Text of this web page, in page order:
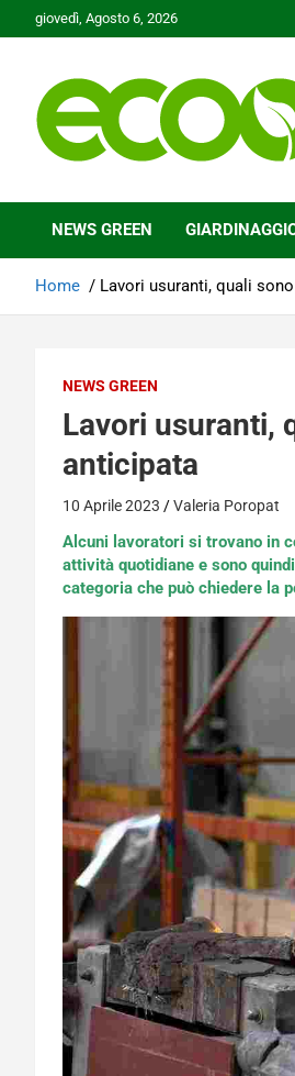
to
giovedì, Agosto 6, 2026
Ecoo.it
NEWS GREEN
Home Lavori usuranti, quali
NEWS GREEN
Lavori usuranti,
anticipata
10 Aprile 2023 Valeria Poropat
Alcuni lavoratori si trovano in
attività quotidiane e sono
categoria che può chiedere la